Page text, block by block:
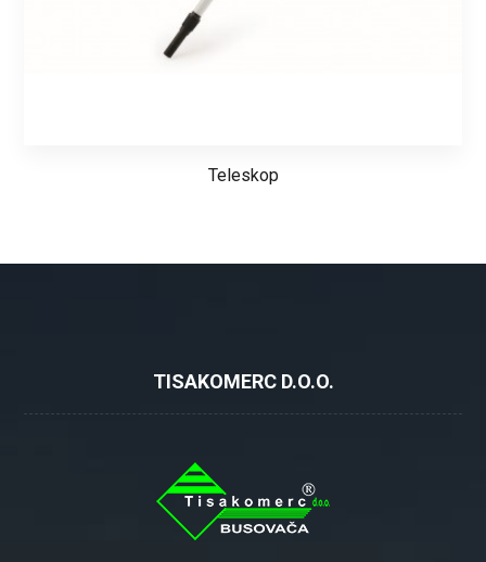
Teleskop
TISAKOMERC D.O.O.